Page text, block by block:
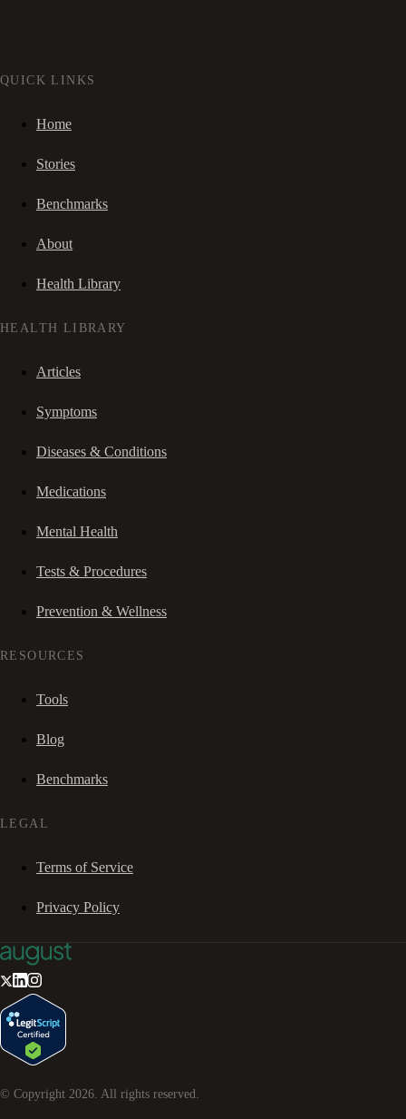
QUICK LINKS
Home
Stories
Benchmarks
About
Health Library
HEALTH LIBRARY
Articles
Symptoms
Diseases & Conditions
Medications
Mental Health
Tests & Procedures
Prevention & Wellness
RESOURCES
Tools
Blog
Benchmarks
LEGAL
Terms of Service
Privacy Policy
© Copyright 2026 . All rights reserved.